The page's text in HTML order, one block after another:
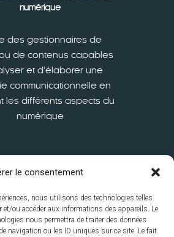
le consentement
nous utilisons des technologies telles
et/ou accéder aux informations des appareils. Le
nous permettra de traiter des données
navigation ou les ID uniques sur ce site. Le fait
numérique
des gestionnaires de
de contenus capables
et d’élaborer une
communicationnelle en
les différents aspects du
numérique